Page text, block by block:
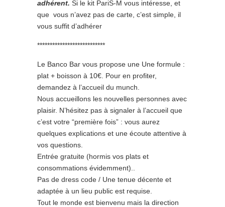
adhérent. Si le kit PariS-M vous intéresse, et
que vous n’avez pas de carte, c’est simple, il
vous suffit d’adhérer
***************************
Le Banco Bar vous propose une Une formule :
plat + boisson à 10€. Pour en profiter,
demandez à l’accueil du munch.
Nous accueillons les nouvelles personnes avec
plaisir. N’hésitez pas à signaler à l’accueil que
c’est votre “première fois” : vous aurez
quelques explications et une écoute attentive à
vos questions.
Entrée gratuite (hormis vos plats et
consommations évidemment)..
Pas de dress code / Une tenue décente et
adaptée à un lieu public est requise.
Tout le monde est bienvenu mais la direction